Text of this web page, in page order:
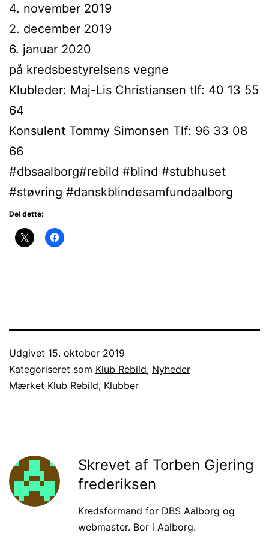
4. november 2019
2. december 2019
6. januar 2020
på kredsbestyrelsens vegne
Klubleder: Maj-Lis Christiansen tlf: 40 13 55
64
Konsulent Tommy Simonsen Tlf: 96 33 08
66
#dbsaalborg#rebild #blind #stubhuset
#støvring #danskblindesamfundaalborg
Del dette:
Udgivet 15. oktober 2019
Kategoriseret som Klub Rebild, Nyheder
Mærket Klub Rebild, Klubber
Skrevet af Torben Gjering
frederiksen
Kredsformand for DBS Aalborg og
webmaster. Bor i Aalborg.